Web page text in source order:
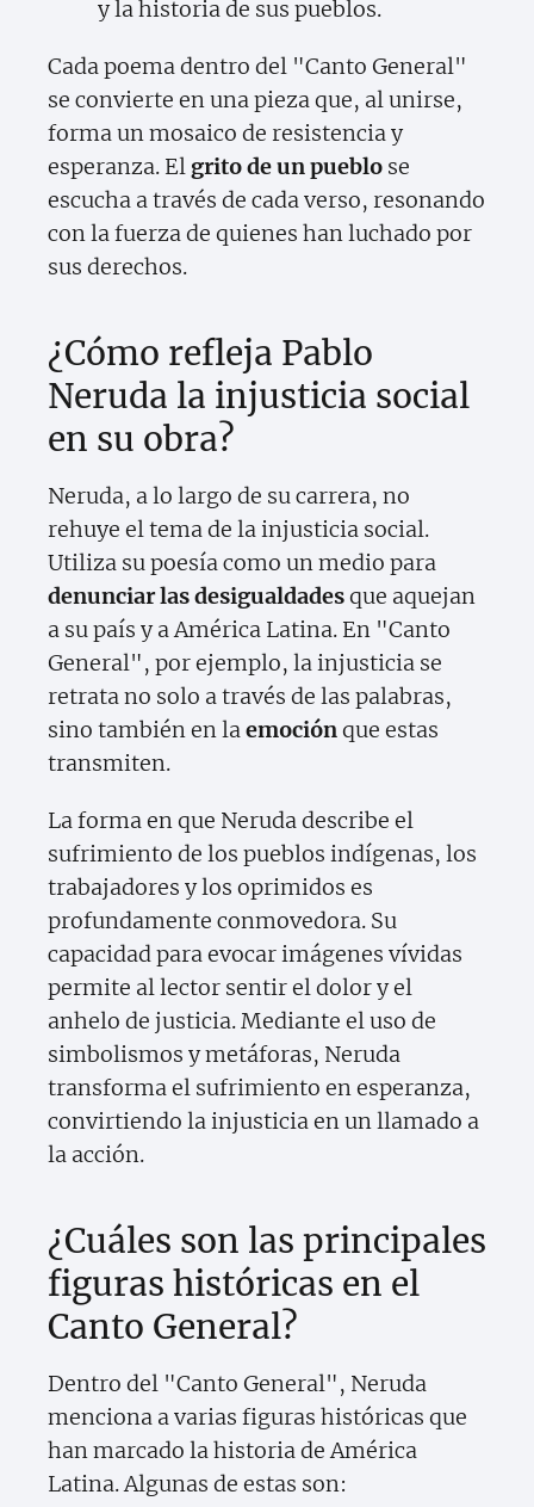
y la historia de sus pueblos.
Cada poema dentro del "Canto General"
se convierte en una pieza que, al unirse,
forma un mosaico de resistencia y
esperanza. El grito de un pueblo se
escucha a través de cada verso, resonando
con la fuerza de quienes han luchado por
sus derechos.
¿Cómo refleja Pablo
Neruda la injusticia social
en su obra?
Neruda, a lo largo de su carrera, no
rehuye el tema de la injusticia social.
Utiliza su poesía como un medio para
denunciar las desigualdadesque aquejan
a su país y a América Latina. En "Canto
General", por ejemplo, la injusticia se
retrata no solo a través de las palabras,
sino también en laemociónque estas
transmiten.
La forma en que Neruda describe el
sufrimiento de los pueblos indígenas, los
trabajadores y los oprimidos es
profundamente conmovedora. Su
capacidad para evocar imágenes vívidas
permite al lector sentir el dolor y el
anhelo de justicia. Mediante el uso de
simbolismos y metáforas, Neruda
transforma el sufrimiento en esperanza,
convirtiendo la injusticia en un llamado a
la acción.
¿Cuáles son las principales
figuras históricas en el
Canto General?
Dentro del "Canto General", Neruda
menciona a varias figuras históricas que
han marcado la historia de América
Latina. Algunas de estas son: